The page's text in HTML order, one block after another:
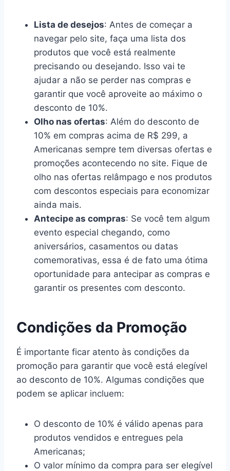
Lista de desejos: Antes de começar a
navegar pelo site, faça uma lista dos
produtos que você está realmente
precisando ou desejando. Isso vai te
ajudar a não se perder nas compras e
garantir que você aproveite ao máximo o
desconto de 10%.
Olho nas ofertas: Além do desconto de
10% em compras acima de R$ 299, a
Americanas sempre tem diversas ofertas e
promoções acontecendo no site. Fique de
olho nas ofertas relâmpago e nos produtos
com descontos especiais para economizar
ainda mais.
Antecipe as compras: Se você tem algum
evento especial chegando, como
aniversários, casamentos ou datas
comemorativas, essa é de fato uma ótima
oportunidade para antecipar as compras e
garantir os presentes com desconto.
Condições da Promoção
É importante ficar atento às condições da
promoção para garantir que você está elegível
ao desconto de 10%. Algumas condições que
podem se aplicar incluem:
O desconto de 10% é válido apenas para
produtos vendidos e entregues pela
Americanas;
O valor mínimo da compra para ser elegível